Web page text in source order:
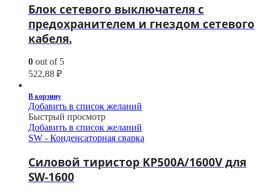
Блок сетевого выключателя с
предохранителем и гнездом сетевого
кабеля.
0 out of 5
522,88 ₽
В корзину
Добавить в список желаний
Быстрый просмотр
Добавить в список желаний
SW - Конденсаторная сварка
Силовой тиристор KP500A/1600V для
SW-1600